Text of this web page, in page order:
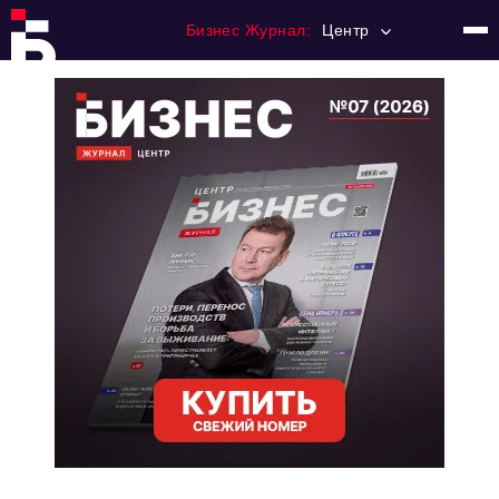
Бизнес Журнал: Центр
Регулирование
Премия "Тульский Бизнес"
История тульского предпринимательства